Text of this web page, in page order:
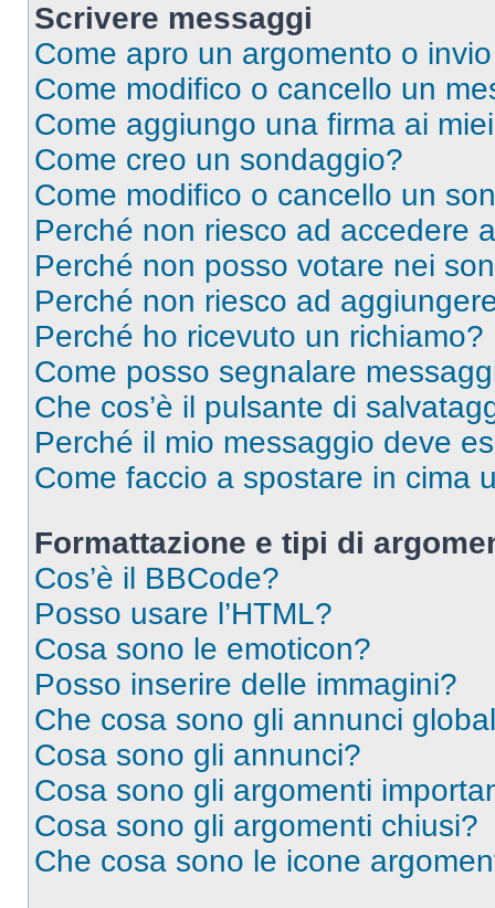
Scrivere messaggi
Come apro un argomento o
Come modifico o cancello un
Come aggiungo una firma ai
Come creo un sondaggio?
Come modifico o cancello un
Perché non riesco ad accedere
Perché non posso votare nei
Perché non riesco ad
Perché ho ricevuto un richiamo?
Come posso segnalare
Che cos’è il pulsante di
Perché il mio messaggio deve
Come faccio a spostare in cima
Formattazione e tipi di
Cos’è il BBCode?
Posso usare l’HTML?
Cosa sono le emoticon?
Posso inserire delle immagini?
Che cosa sono gli annunci
Cosa sono gli annunci?
Cosa sono gli argomenti
Cosa sono gli argomenti chiusi?
Che cosa sono le icone